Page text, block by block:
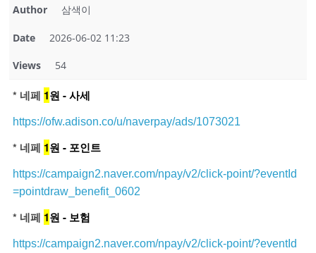
Author 삼색이
Date 2026-06-02 11:23
Views 54
* 네페 1원 - 사세
https://ofw.adison.co/u/naverpay/ads/1073021
* 네페 1원 - 포인트
https://campaign2.naver.com/npay/v2/click-point/?eventId
=pointdraw_benefit_0602
* 네페 1원 - 보험
https://campaign2.naver.com/npay/v2/click-point/?eventId